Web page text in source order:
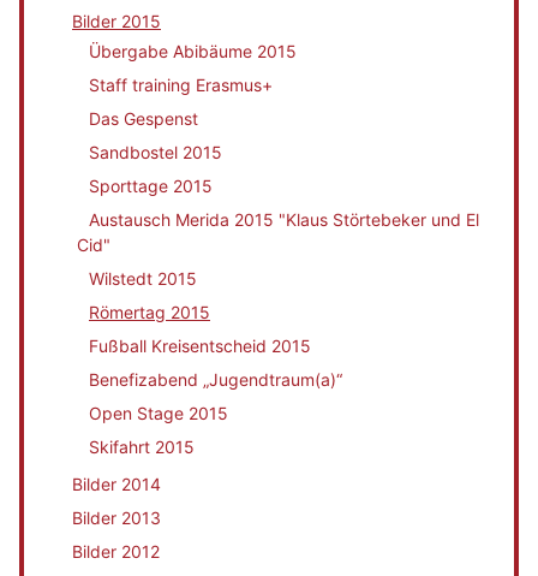
Bilder 2015
Übergabe Abibäume 2015
Staff training Erasmus+
Das Gespenst
Sandbostel 2015
Sporttage 2015
Austausch Merida 2015 "Klaus Störtebeker und El
Cid"
Wilstedt 2015
Römertag 2015
Fußball Kreisentscheid 2015
Benefizabend „Jugendtraum(a)“
Open Stage 2015
Skifahrt 2015
Bilder 2014
Bilder 2013
Bilder 2012